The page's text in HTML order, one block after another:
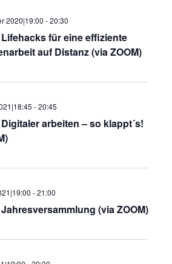
für eine effiziente
auf Distanz (via ZOOM)
2020|19:00 -20:30
arbeiten – so klappt´s!
-20:45
(via ZOOM)
-21:00